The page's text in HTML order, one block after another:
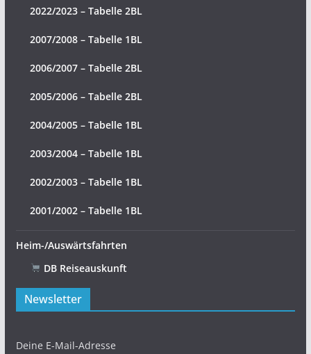
2022/2023 – Tabelle 2BL
2007/2008 – Tabelle 1BL
2006/2007 – Tabelle 2BL
2005/2006 – Tabelle 2BL
2004/2005 – Tabelle 1BL
2003/2004 – Tabelle 1BL
2002/2003 – Tabelle 1BL
2001/2002 – Tabelle 1BL
Heim-/Auswärtsfahrten
DB Reiseauskunft
Newsletter
Deine E-Mail-Adresse